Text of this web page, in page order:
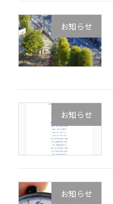
お知らせ
お知らせ
お知らせ